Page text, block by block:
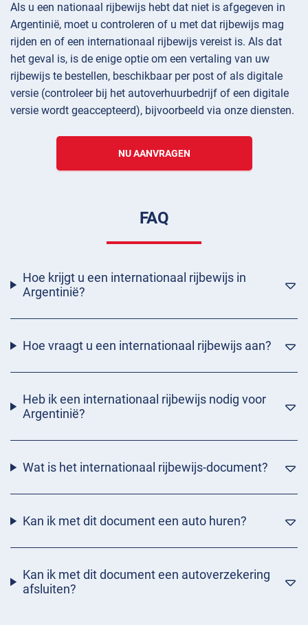
Als u een nationaal rijbewijs hebt dat niet is afgegeven in
Argentinië, moet u controleren of u met dat rijbewijs mag
rijden en of een internationaal rijbewijs vereist is. Als dat
het geval is, is de enige optie om een vertaling van uw
rijbewijs te bestellen, beschikbaar per post of als digitale
versie (controleer bij het autoverhuurbedrijf of een digitale
versie wordt geaccepteerd), bijvoorbeeld via onze diensten.
NU AANVRAGEN
FAQ
Hoe krijgt u een internationaal rijbewijs in
Argentinië?
Hoe vraagt u een internationaal rijbewijs aan?
Heb ik een internationaal rijbewijs nodig voor
Argentinië?
Wat is het internationaal rijbewijs-document?
Kan ik met dit document een auto huren?
Kan ik met dit document een autoverzekering
afsluiten?